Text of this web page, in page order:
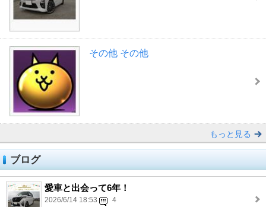
その他 その他
もっと見る
ブログ
愛車と出会って6年！
2026/6/14 18:53 4